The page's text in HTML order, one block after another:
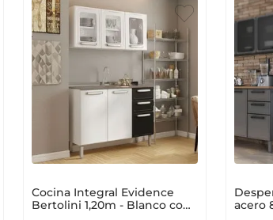
Cocina Integral Evidence
Bertolini 1,20m - Blanco con
acero